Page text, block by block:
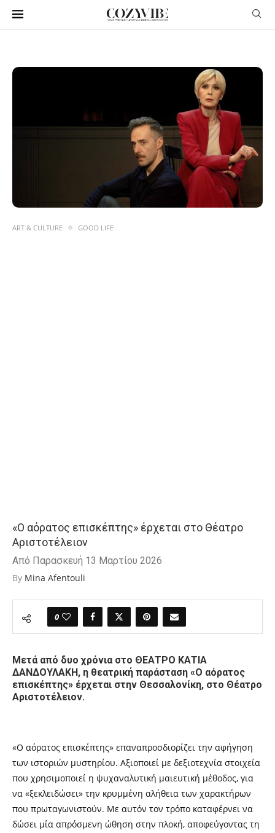
ART & CULTURE GOOD LIFE
«Ο αόρατος επισκέπτης» έρχεται στο Θέατρο
Αριστοτέλειον
Από Παρασκευή 13 Μαρτίου 2026
By Mina Afentouli
0
Μετά από δυο χρόνια στο ΘΕΑΤΡΟ ΚΑΤΙΑ
ΔΑΝΔΟΥΛΑΚΗ, η θεατρική παράσταση «Ο αόρατος
επισκέπτης» έρχεται στην Θεσσαλονίκη, στο Θέατρο
Αριστοτέλειον.
«Ο αόρατος επισκέπτης» επαναπροσδιορίζει την αφήγηση
των ιστοριών μυστηρίου. Αξιοποιεί με δεξιοτεχνία στοιχεία
που χρησιμοποιεί η ψυχαναλυτική μαιευτική μέθοδος, για
να «ξεκλειδώσει» την κρυμμένη αλήθεια των χαρακτήρων
που πρωταγωνιστούν. Με αυτόν τον τρόπο καταφέρνει να
δώσει μία απρόσμενη ώθηση στην πλοκή, αποφεύγοντας τη